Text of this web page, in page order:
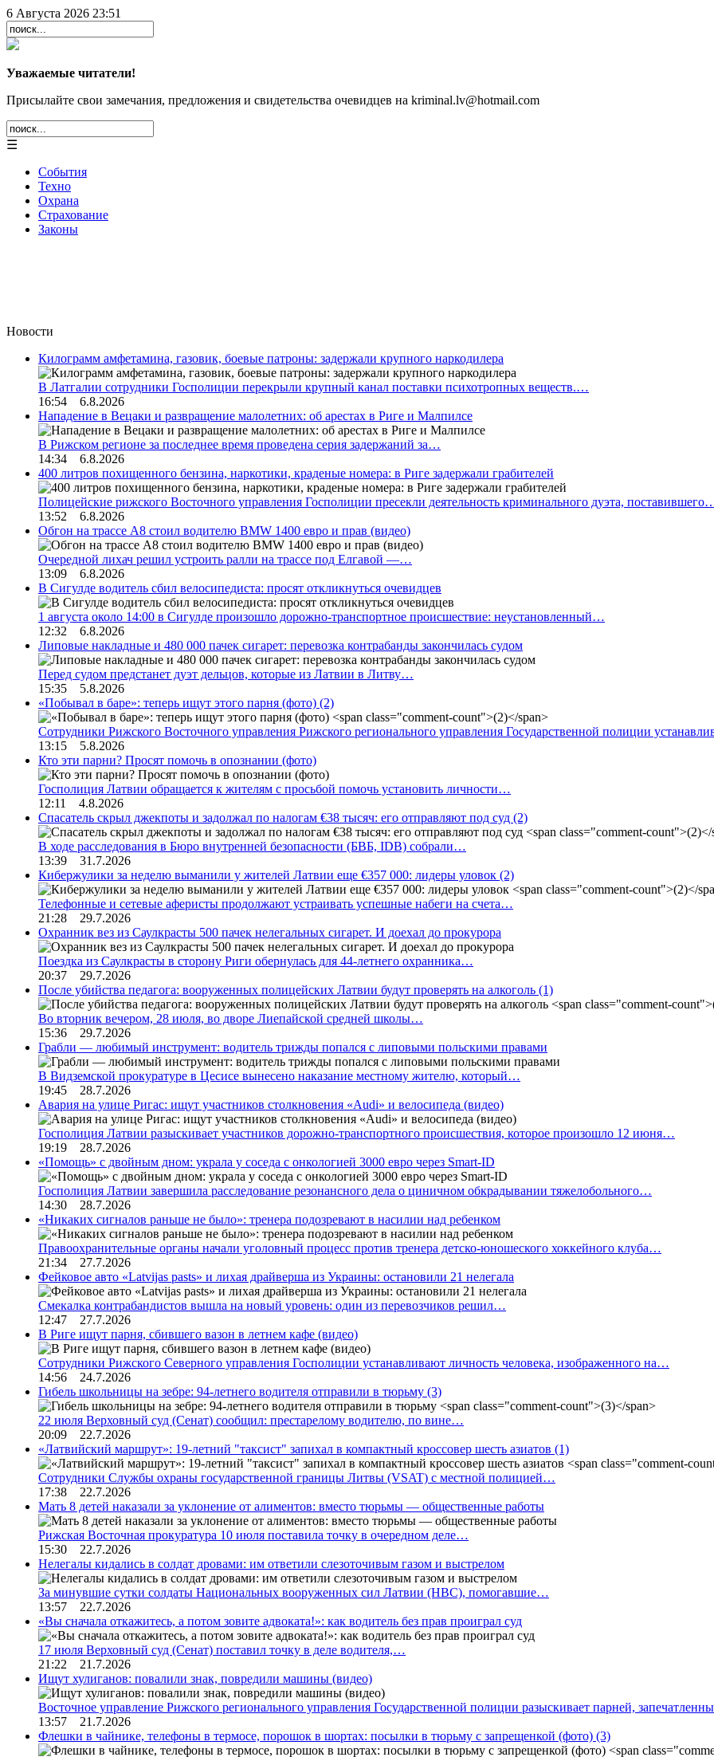
6 Августа 2026 23:51
Уважаемые читатели!
Присылайте свои замечания, предложения и свидетельства очевидцев на kriminal.lv@hotmail.com
☰
События
Техно
Охрана
Страхование
Законы
Новости
Килограмм амфетамина, газовик, боевые патроны: задержали крупного наркодилера
В Латгалии сотрудники Госполиции перекрыли крупный канал поставки психотропных веществ.…
16:54 6.8.2026
Нападение в Вецаки и развращение малолетних: об арестах в Риге и Малпилсе
В Рижском регионе за последнее время проведена серия задержаний за…
14:34 6.8.2026
400 литров похищенного бензина, наркотики, краденые номера: в Риге задержали грабителей
Полицейские рижского Восточного управления Госполиции пресекли деятельность криминального дуэта,
13:52 6.8.2026
Обгон на трассе А8 стоил водителю BMW 1400 евро и прав (видео)
Очередной лихач решил устроить ралли на трассе под Елгавой —…
13:09 6.8.2026
В Сигулде водитель сбил велосипедиста: просят откликнуться очевидцев
1 августа около 14:00 в Сигулде произошло дорожно-транспортное происшествие: неустановленный…
12:32 6.8.2026
Липовые накладные и 480 000 пачек сигарет: перевозка контрабанды закончилась судом
Перед судом предстанет дуэт дельцов, которые из Латвии в Литву…
15:35 5.8.2026
«Побывал в баре»: теперь ищут этого парня (фото) (2)
Сотрудники Рижского Восточного управления Рижского регионального управления Государственной полиции
13:15 5.8.2026
Кто эти парни? Просят помочь в опознании (фото)
Госполиция Латвии обращается к жителям с просьбой помочь установить личности…
12:11 4.8.2026
Спасатель скрыл джекпоты и задолжал по налогам €38 тысяч: его отправляют под суд (2)
В ходе расследования в Бюро внутренней безопасности (БВБ, IDB) собрали…
13:39 31.7.2026
Кибержулики за неделю выманили у жителей Латвии еще €357 000: лидеры уловок (2)
Телефонные и сетевые аферисты продолжают устраивать успешные набеги на счета…
21:28 29.7.2026
Охранник вез из Саулкрасты 500 пачек нелегальных сигарет. И доехал до прокурора
Поездка из Саулкрасты в сторону Риги обернулась для 44-летнего охранника…
20:37 29.7.2026
После убийства педагога: вооруженных полицейских Латвии будут проверять на алкоголь (1)
Во вторник вечером, 28 июля, во дворе Лиепайской средней школы…
15:36 29.7.2026
Грабли — любимый инструмент: водитель трижды попался с липовыми польскими правами
В Видземской прокуратуре в Цесисе вынесено наказание местному жителю, который…
19:45 28.7.2026
Авария на улице Ригас: ищут участников столкновения «Audi» и велосипеда (видео)
Госполиция Латвии разыскивает участников дорожно-транспортного происшествия, которое произошло 12 июня…
19:19 28.7.2026
«Помощь» с двойным дном: украла у соседа с онкологией 3000 евро через Smart-ID
Госполиция Латвии завершила расследование резонансного дела о циничном обкрадывании тяжелобольного…
14:30 28.7.2026
«Никаких сигналов раньше не было»: тренера подозревают в насилии над ребенком
Правоохранительные органы начали уголовный процесс против тренера детско-юношеского хоккейного клуба…
21:34 27.7.2026
Фейковое авто «Latvijas pasts» и лихая драйверша из Украины: остановили 21 нелегала
Смекалка контрабандистов вышла на новый уровень: один из перевозчиков решил…
12:47 27.7.2026
В Риге ищут парня, сбившего вазон в летнем кафе (видео)
Сотрудники Рижского Северного управления Госполиции устанавливают личность человека, изображенного на…
14:56 24.7.2026
Гибель школьницы на зебре: 94-летнего водителя отправили в тюрьму (3)
22 июля Верховный суд (Сенат) сообщил: престарелому водителю, по вине…
20:09 22.7.2026
«Латвийский маршрут»: 19-летний "таксист" запихал в компактный кроссовер шесть азиатов (1)
Сотрудники Службы охраны государственной границы Литвы (VSAT) с местной полицией…
17:38 22.7.2026
Мать 8 детей наказали за уклонение от алиментов: вместо тюрьмы — общественные работы
Рижская Восточная прокуратура 10 июля поставила точку в очередном деле…
15:30 22.7.2026
Нелегалы кидались в солдат дровами: им ответили слезоточивым газом и выстрелом
За минувшие сутки солдаты Национальных вооруженных сил Латвии (НВС), помогавшие…
13:57 22.7.2026
«Вы сначала откажитесь, а потом зовите адвоката!»: как водитель без прав проиграл суд
17 июля Верховный суд (Сенат) поставил точку в деле водителя,…
21:22 21.7.2026
Ищут хулиганов: повалили знак, повредили машины (видео)
Восточное управление Рижского регионального управления Государственной полиции разыскивает парней,
13:57 21.7.2026
Флешки в чайнике, телефоны в термосе, порошок в шортах: посылки в тюрьму с запрещенкой (фото) (3)